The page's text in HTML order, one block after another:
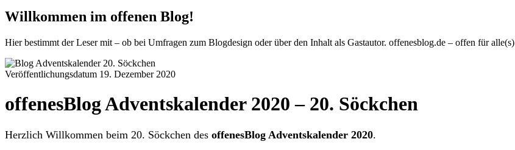
Willkommen im offenen Blog!
Hier bestimmt der Leser mit – ob bei Umfragen zum Blogdesign oder über den Inhalt als Gastautor. offenesblog.de – offen für alle(s)
Veröffentlichungsdatum 19. Dezember 2020
offenesBlog Adventskalender 2020 – 20. Söckchen
Herzlich Willkommen beim 20. Söckchen des offenesBlog Adventskalender 2020.